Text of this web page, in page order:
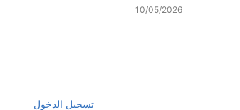
10/05/2026
تسجيل الدخول